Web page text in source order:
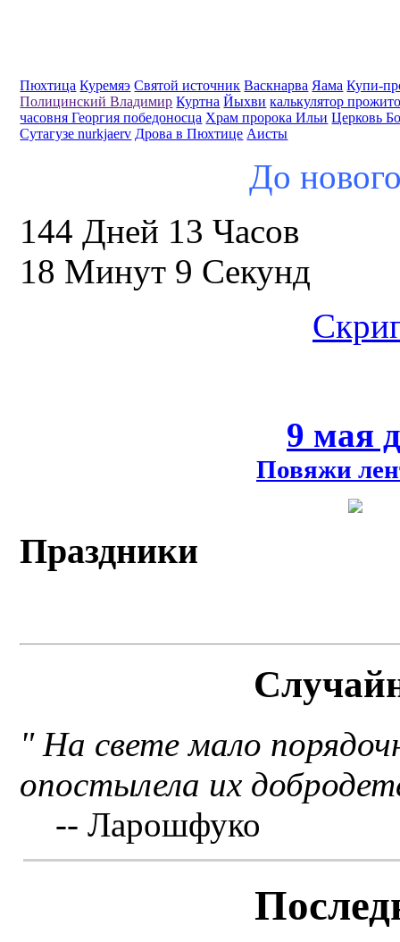
Пюхтица Куремяэ Святой источник Васкнарва Яама Купи-
Полицинский Владимир Куртна Йыхви калькулятор
часовня Георгия победоносца Храм пророка Ильи Церковь
Сутагузе nurkjaerv Дрова в Пюхтице Аисты
До
144 Дней 13 Часов
18 Минут 8 Секунд
9 мая
Повяжи
Праздники
" На свете мало
опостылела их
-- Ларошфуко